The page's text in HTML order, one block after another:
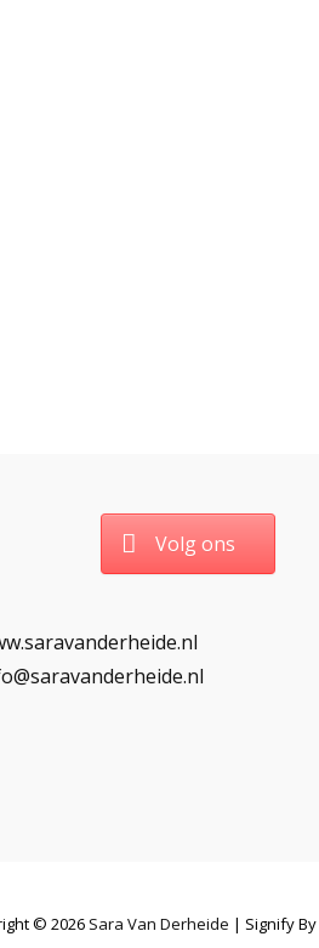
Volg ons
© 2026 Sara Van Derheide | Signify By